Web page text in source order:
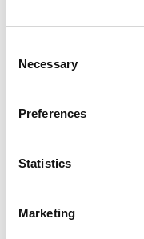
Selection
Necessary
Preferences
Statistics
Marketing